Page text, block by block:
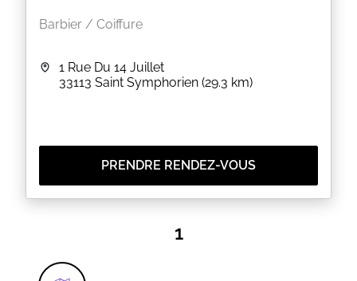
Barbier / Coiffure
1 Rue Du 14 Juillet
33113 Saint Symphorien (29.3 km)
PRENDRE RENDEZ-VOUS
1